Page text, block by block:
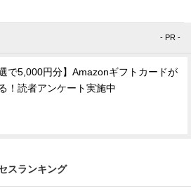
- PR -
選で5,000円分】Amazonギフトカードが
！読者アンケート実施中
スランキング